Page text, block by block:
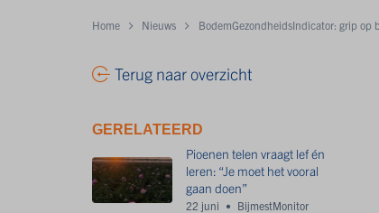
Home Nieuws BodemGezondheidsIndicator: grip
Terug naar overzicht
GERELATEERD
Pioenen telen vraagt lef én
leren: “Je moet het vooral
gaan doen”
22 juni BijmestMonitor